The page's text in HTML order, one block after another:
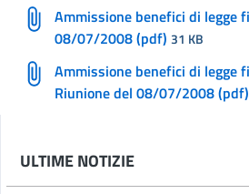
Ammissione benefici di legge
08/07/2008 (pdf) 31 KB
Ammissione benefici di legge
Riunione del 08/07/2008 (pdf)
ULTIME NOTIZIE